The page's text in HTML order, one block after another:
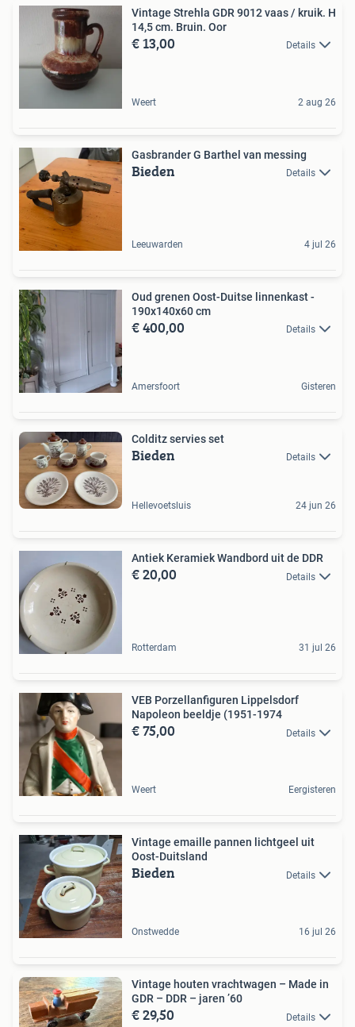
Vintage Strehla GDR 9012 vaas / kruik. H
14,5 cm. Bruin. Oor
€ 13,00 Details
Weert 2 aug 26
Gasbrander G Barthel van messing
Bieden Details
Leeuwarden 4 jul 26
Oud grenen Oost-Duitse linnenkast -
190x140x60 cm
€ 400,00 Details
Amersfoort Gisteren
Colditz servies set
Bieden Details
Hellevoetsluis 24 jun 26
Antiek Keramiek Wandbord uit de DDR
€ 20,00 Details
Rotterdam 31 jul 26
VEB Porzellanfiguren Lippelsdorf
Napoleon beeldje (1951-1974
€ 75,00 Details
Weert Eergisteren
Vintage emaille pannen lichtgeel uit
Oost-Duitsland
Bieden Details
Onstwedde 16 jul 26
Vintage houten vrachtwagen – Made in
GDR – DDR – jaren ’60
€ 29,50 Details